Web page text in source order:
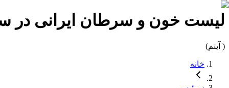
لیست خون و سرطان ایرانی در
( آیتم)
خانه